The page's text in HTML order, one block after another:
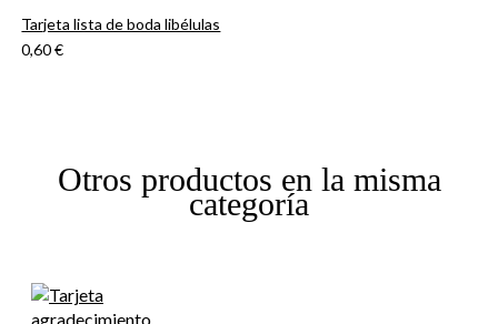
Tarjeta lista de boda libélulas
0,60 €
Otros productos en la misma
categoría